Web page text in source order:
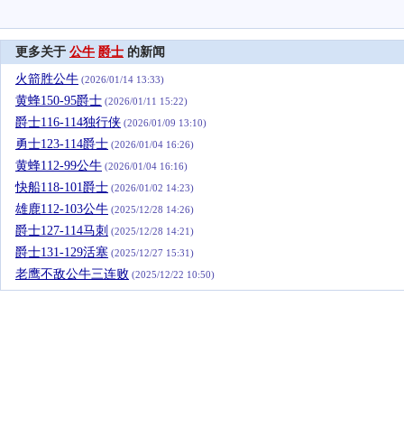
更多关于 公牛 爵士 的新闻
火箭胜公牛 (2026/01/14 13:33)
黄蜂150-95爵士 (2026/01/11 15:22)
爵士116-114独行侠 (2026/01/09 13:10)
勇士123-114爵士 (2026/01/04 16:26)
黄蜂112-99公牛 (2026/01/04 16:16)
快船118-101爵士 (2026/01/02 14:23)
雄鹿112-103公牛 (2025/12/28 14:26)
爵士127-114马刺 (2025/12/28 14:21)
爵士131-129活塞 (2025/12/27 15:31)
老鹰不敌公牛三连败 (2025/12/22 10:50)